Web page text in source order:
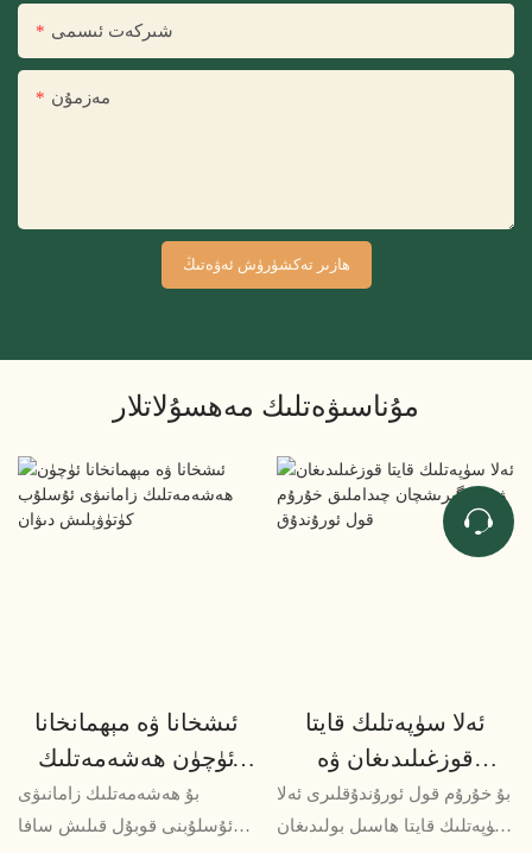
شىركەت ئىسمى
مەزمۇن
ھازىر تەكشۈرۈش ئەۋەتىڭ
مۇناسىۋەتلىك مەھسۇلاتلار
ئىشخانا ۋە مېھمانخانا
ئۈچۈن ھەشەمەتلىك
زامانىۋى ئۇسلۇب
كۈتۈۋېلىش دىۋان
بۇ ھەشەمەتلىك زامانىۋى
ئۇسلۇبنى قوبۇل قىلىش سافا
ئەلا سۈپەتلىك قايتا
قوزغىلىدىغان ۋە
ئۆزگىرىشچان چىداملىق
خۇرۇم قول ئورۇندۇق
بۇ خۇرۇم قول ئورۇندۇقلىرى ئەلا
سۈپەتلىك قايتا ھاسىل بولىدىغان